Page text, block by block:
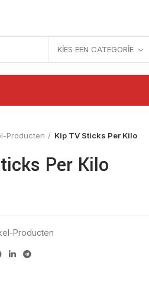
KIES EEN CATEGORIE
Producten Kip TV Sticks Per Kilo
Per Kilo
Producten